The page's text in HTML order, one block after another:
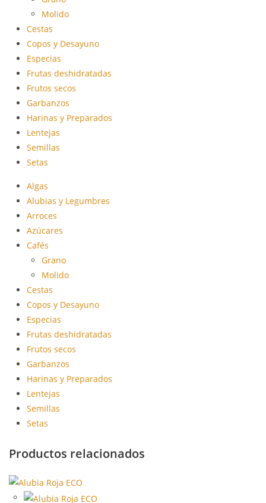
Molido
Cestas
Copos y Desayuno
Especias
Frutas deshidratadas
Frutos secos
Garbanzos
Harinas y Preparados
Lentejas
Semillas
Setas
Algas
Alubias y Legumbres
Arroces
Azúcares
Cafés
Grano
Molido
Cestas
Copos y Desayuno
Especias
Frutas deshidratadas
Frutos secos
Garbanzos
Harinas y Preparados
Lentejas
Semillas
Setas
Productos relacionados